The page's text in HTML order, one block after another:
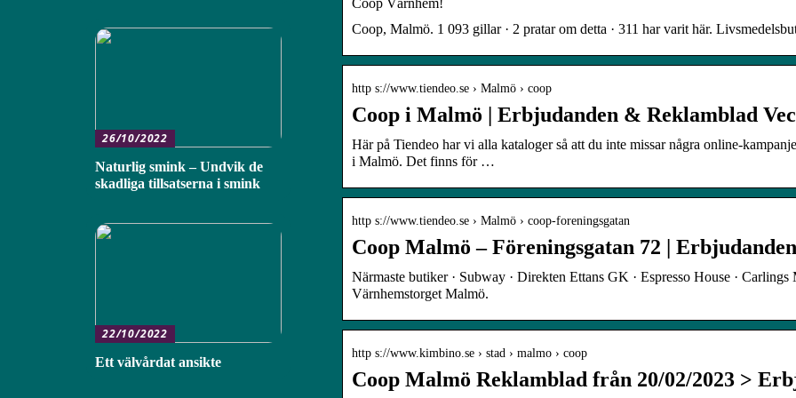
Coop, Malmö. 1 093 gillar · 2 pratar om detta · 311 har varit här.
http s://www.tiendeo.se › Malmö › coop
Coop i Malmö | Erbjudanden & Reklamblad
Här på Tiendeo har vi alla kataloger så att du inte missar några online-
i Malmö. Det finns för …
http s://www.tiendeo.se › Malmö › coop-foreningsgatan
Coop Malmö – Föreningsgatan 72 |
Närmaste butiker · Subway · Direkten Ettans GK · Espresso House ·
Värnhemstorget Malmö.
http s://www.kimbino.se › stad › malmo › coop
Coop Malmö Reklamblad från 20/02/2023 >
26/10/2022
Naturlig smink – Undvik de
skadliga tillsatserna i smink
22/10/2022
Ett välvårdat ansikte